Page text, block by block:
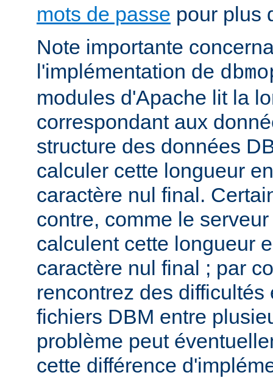
mots de passe pour plus
Note importante
l'implémentation de
modules d'Apache lit la
correspondant aux
structure des données
calculer cette longueur
caractère nul final.
contre, comme le
calculent cette longueur
caractère nul final ; par
rencontrez des
fichiers DBM entre
problème peut
cette différence